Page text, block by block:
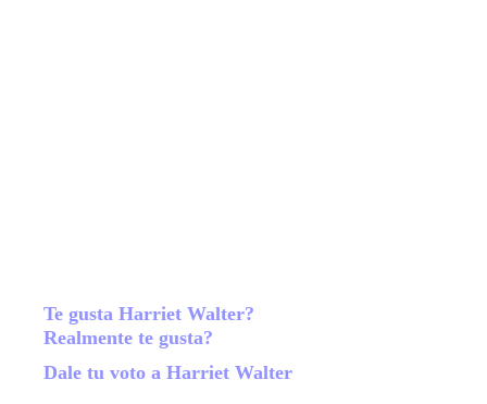
Te gusta Harriet Walter?
Realmente te gusta?
Dale tu voto a Harriet Walter